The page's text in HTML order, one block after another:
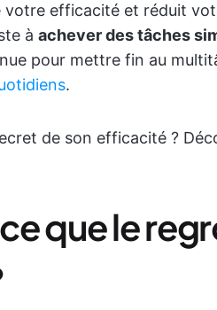
votre efficacité et réduit
à achever des tâches
pour mettre fin au
.
de son efficacité ?
que le